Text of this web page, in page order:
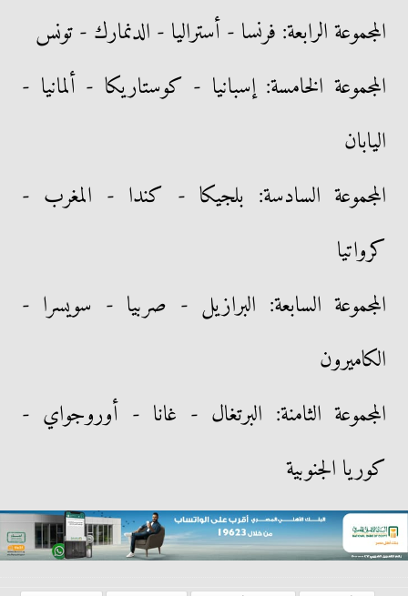
المجموعة الرابعة: فرنسا - أستراليا - الدنمارك - تونس
المجموعة الخامسة: إسبانيا - كوستاريكا - ألمانيا -
اليابان
المجموعة السادسة: بلجيكا - كندا - المغرب -
كرواتيا
المجموعة السابعة: البرازيل - صربيا - سويسرا -
الكاميرون
المجموعة الثامنة: البرتغال - غانا - أوروجواي -
كوريا الجنوبية